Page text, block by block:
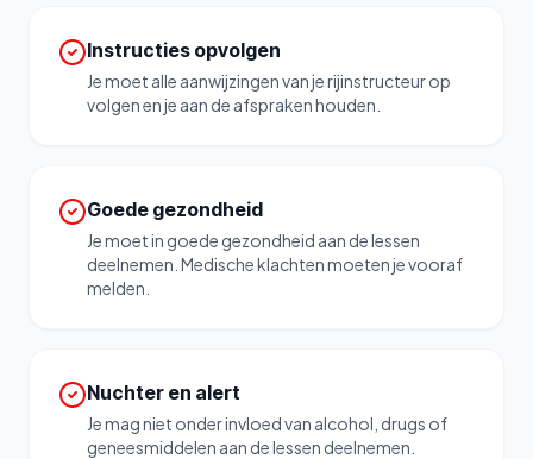
Instructies opvolgen
Je moet alle aanwijzingen van je rijinstructeur op
volgen en je aan de afspraken houden.
Goede gezondheid
Je moet in goede gezondheid aan de lessen
deelnemen. Medische klachten moeten je vooraf
melden.
Nuchter en alert
Je mag niet onder invloed van alcohol, drugs of
geneesmiddelen aan de lessen deelnemen.